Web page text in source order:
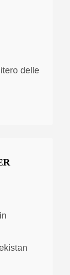
delle